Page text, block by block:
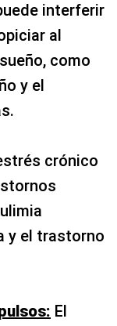
interferir
al
como
y el
crónico
y el trastorno
El